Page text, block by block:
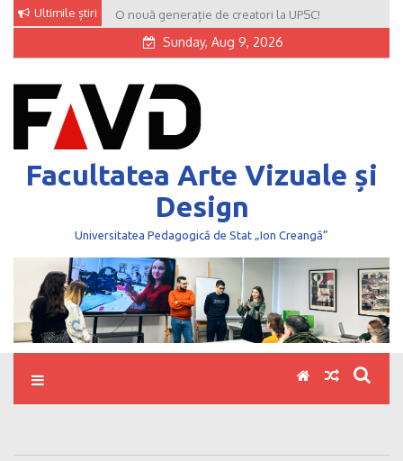
Skip
content
Ultimile știri O nouă generație de creatori la UPSC!
Sunday, Aug 9, 2026
Facultatea Arte Vizuale și
Design
Universitatea Pedagogică de Stat „Ion Creangă”